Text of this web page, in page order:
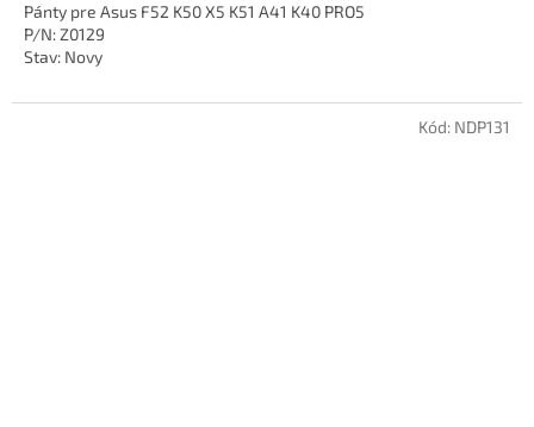
Pánty pre Asus F52 K50 X5 K51 A41 K40 PRO5
P/N: Z0129
Stav: Novy
Kód: NDP131